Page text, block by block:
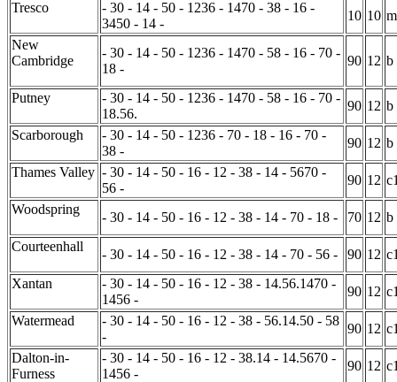
Tresco
- 30 - 14 - 50 - 1236 - 1470 - 38 - 16 -
3450 - 14 -
10 10 m
New
Cambridge
- 30 - 14 - 50 - 1236 - 1470 - 58 - 16 - 70 -
18 -
90 12 b
Putney
- 30 - 14 - 50 - 1236 - 1470 - 58 - 16 - 70 -
18.56.
90 12 b
Scarborough
- 30 - 14 - 50 - 1236 - 70 - 18 - 16 - 70 -
38 -
90 12 b
Thames Valley - 30 - 14 - 50 - 16 - 12 - 38 - 14 - 5670 -
56 -
90 12
Woodspring
- 30 - 14 - 50 - 16 - 12 - 38 - 14 - 70 - 18 - 70 12 b
Courteenhall
- 30 - 14 - 50 - 16 - 12 - 38 - 14 - 70 - 56 - 90 12
Xantan
- 30 - 14 - 50 - 16 - 12 - 38 - 14.56.1470 -
1456 -
90 12
Watermead
- 30 - 14 - 50 - 16 - 12 - 38 - 56.14.50 - 58
-
90 12
Dalton-in-
Furness
- 30 - 14 - 50 - 16 - 12 - 38.14 - 14.5670 -
1456 -
90 12